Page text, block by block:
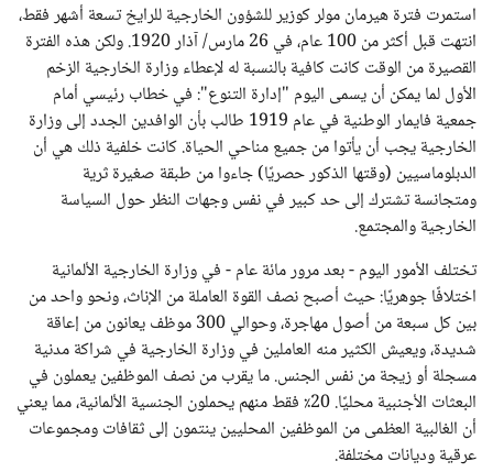
استمرت فترة هيرمان مولر كوزير للشؤون الخارجية للرايخ تسعة أشهر فقط،
انتهت قبل أكثر من 100 عام، في 26 مارس/ آذار 1920. ولكن هذه الفترة
القصيرة من الوقت كانت كافية بالنسبة له لإعطاء وزارة الخارجية الزخم
الأول لما يمكن أن يسمى اليوم "إدارة التنوع": في خطاب رئيسي أمام
جمعية فايمار الوطنية في عام 1919 طالب بأن الوافدين الجدد إلى وزارة
الخارجية يجب أن يأتوا من جميع مناحي الحياة. كانت خلفية ذلك هي أن
الدبلوماسيين (وقتها الذكور حصريًا) جاءوا من طبقة صغيرة ثرية
ومتجانسة تشترك إلى حد كبير في نفس وجهات النظر حول السياسة
الخارجية والمجتمع.
تختلف الأمور اليوم - بعد مرور مائة عام - في وزارة الخارجية الألمانية
اختلافًا جوهريًا: حيث أصبح نصف القوة العاملة من الإناث، ونحو واحد من
بين كل سبعة من أصول مهاجرة، وحوالي 300 موظف يعانون من إعاقة
شديدة، ويعيش الكثير منه العاملين في وزارة الخارجية في شراكة مدنية
مسجلة أو زيجة من نفس الجنس. ما يقرب من نصف الموظفين يعملون في
البعثات الأجنبية محليًا. 20٪ فقط منهم يحملون الجنسية الألمانية، مما يعني
أن الغالبية العظمى من الموظفين المحليين ينتمون إلى ثقافات ومجموعات
عرقية وديانات مختلفة.